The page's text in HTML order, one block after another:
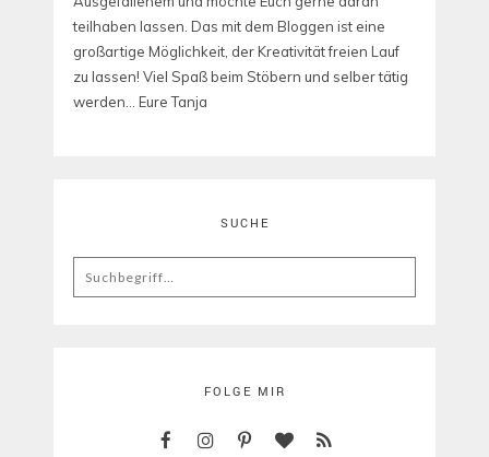
teilhaben lassen. Das mit dem Bloggen ist eine
großartige Möglichkeit, der Kreativität freien Lauf
zu lassen! Viel Spaß beim Stöbern und selber tätig
werden... Eure Tanja
SUCHE
Search
for:
FOLGE MIR